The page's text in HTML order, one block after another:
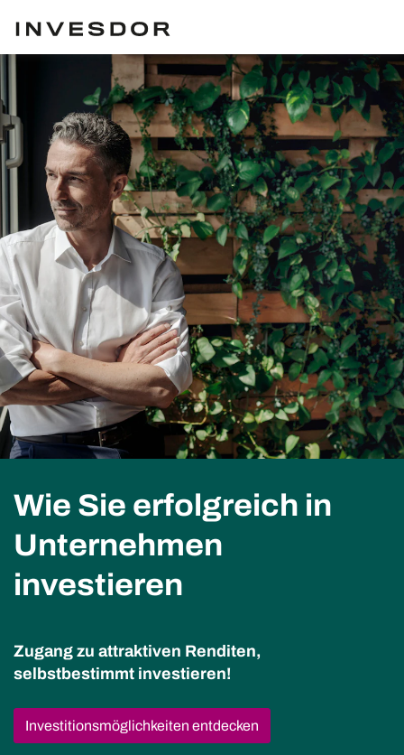
Wie Sie erfolgreich in
Unternehmen
investieren
Zugang zu attraktiven Renditen,
selbstbestimmt investieren!
Investitionsmöglichkeiten entdecken